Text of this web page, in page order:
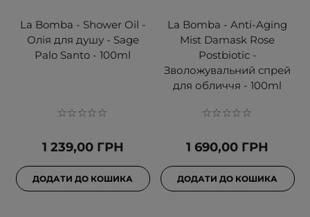
La Bomba - Shower Oil -
Олія для душу - Sage
Palo Santo - 100ml
1 239,00 ГРН
ДОДАТИ ДО КОШИКА
La Bomba - Anti-Aging
Mist Damask Rose
Postbiotic -
Зволожувальний спрей
для обличчя - 100ml
1 690,00 ГРН
ДОДАТИ ДО КОШИКА